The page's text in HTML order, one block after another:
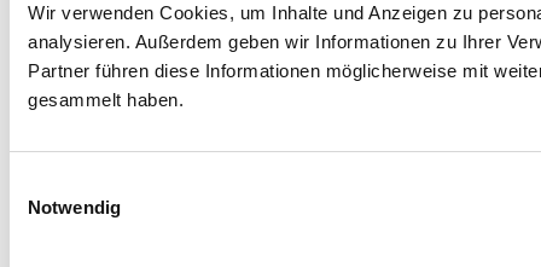
Wir verwenden Cookies, um Inhalte und Anzeigen zu
analysieren. Außerdem geben wir Informationen zu Ihrer
Partner führen diese Informationen möglicherweise mit
gesammelt haben.
Notwendig